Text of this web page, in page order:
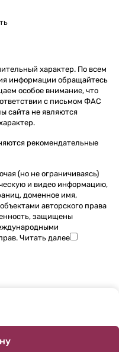
характер. По всем
информации обращайтесь
особое внимание, что
с письмом ФАС
сайта не являются
рекомендательные
(но не ограничиваясь)
и видео информацию,
доменное имя,
авторского права
защищены
Читать далее